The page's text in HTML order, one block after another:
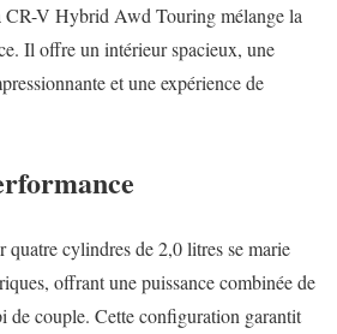
V Hybrid Awd Touring mélange la
Il offre un intérieur spacieux, une
et une expérience de
quatre cylindres de 2,0 litres se marie
offrant une puissance combinée de
de couple. Cette configuration garantit